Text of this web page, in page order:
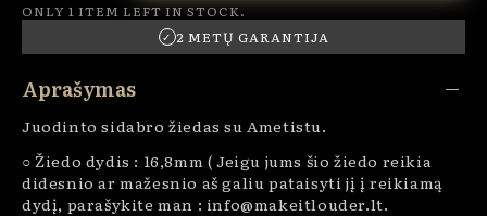
ONLY 1 ITEM LEFT IN STOCK.
✓ 2 METŲ GARANTIJA
Aprašymas
Juodinto sidabro žiedas su Ametistu.
○ Žiedo dydis : 16,8mm ( Jeigu jums šio žiedo reikia
didesnio ar mažesnio aš galiu pataisyti jį į reikiamą
dydį, parašykite man : info@makeitlouder.lt.